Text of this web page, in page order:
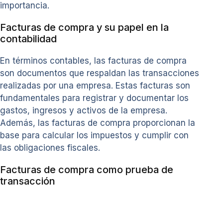
importancia.
Facturas de compra y su papel en la
contabilidad
En términos contables, las facturas de compra
son documentos que respaldan las transacciones
realizadas por una empresa. Estas facturas son
fundamentales para registrar y documentar los
gastos, ingresos y activos de la empresa.
Además, las facturas de compra proporcionan la
base para calcular los impuestos y cumplir con
las obligaciones fiscales.
Facturas de compra como prueba de
transacción